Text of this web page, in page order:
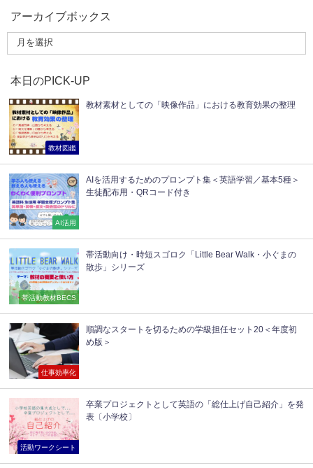
アーカイブボックス
本日のPICK-UP
教材図鑑
教材素材としての「映像作品」における教育効果の整理
AI活用
AIを活用するためのプロンプト集＜英語学習／基本5種＞
生徒配布用・QRコード付き
帯活動教材BECS
帯活動向け・時短スゴロク「Little Bear Walk・小ぐまの
散歩」シリーズ
仕事効率化
順調なスタートを切るための学級担任セット20＜年度初
め版＞
活動ワークシート
卒業プロジェクトとして英語の「総仕上げ自己紹介」を発
表〔小学校〕